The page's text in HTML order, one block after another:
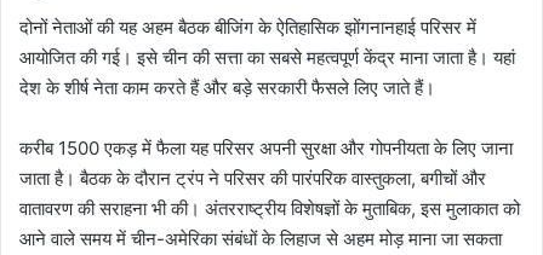
दोनों नेताओं की यह अहम बैठक बीजिंग के ऐतिहासिक झोंगनानहाई परिसर में
आयोजित की गई। इसे चीन की सत्ता का सबसे महत्वपूर्ण केंद्र माना जाता है। यहां
देश के शीर्ष नेता काम करते हैं और बड़े सरकारी फैसले लिए जाते हैं।
करीब 1500 एकड़ में फैला यह परिसर अपनी सुरक्षा और गोपनीयता के लिए जाना
जाता है। बैठक के दौरान ट्रंप ने परिसर की पारंपरिक वास्तुकला, बगीचों और
वातावरण की सराहना भी की। अंतरराष्ट्रीय विशेषज्ञों के मुताबिक, इस मुलाकात को
आने वाले समय में चीन-अमेरिका संबंधों के लिहाज से अहम मोड़ माना जा सकता